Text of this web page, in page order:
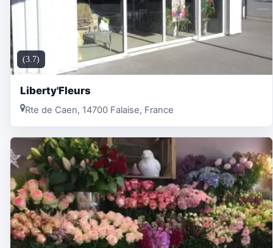
(3.7)
Liberty'Fleurs
Rte de Caen, 14700 Falaise, France